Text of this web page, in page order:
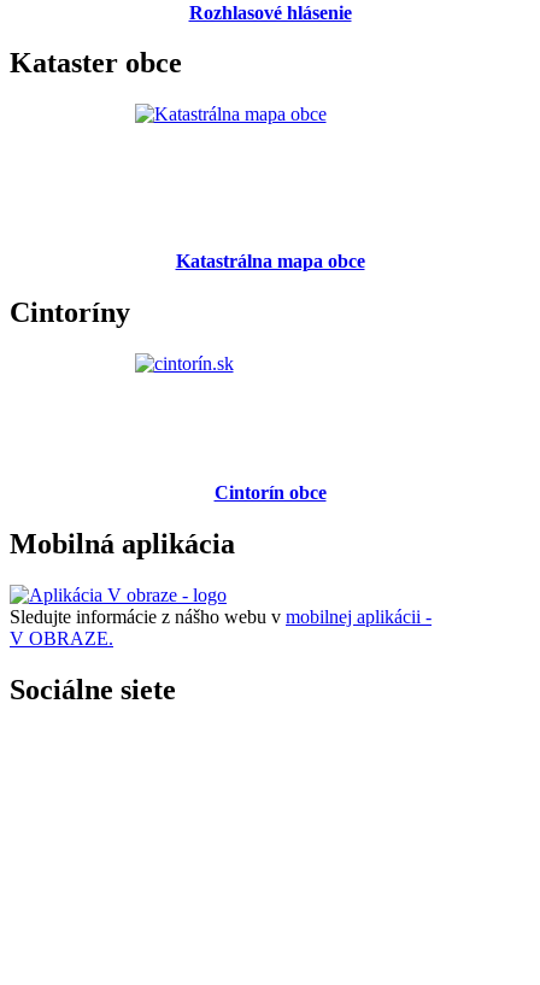
Rozhlasové hlásenie
Kataster obce
Katastrálna mapa obce
Cintoríny
Cintorín obce
Mobilná aplikácia
Sledujte informácie z nášho webu v mobilnej aplikácii -
V OBRAZE.
Sociálne siete